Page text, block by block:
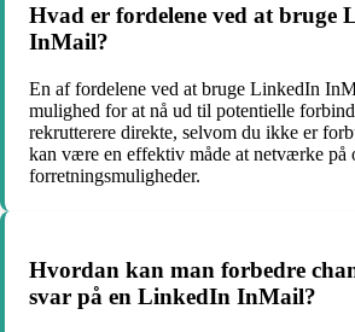
Hvad er fordelene ved at bruge
InMail?
En af fordelene ved at bruge LinkedIn
mulighed for at nå ud til potentielle
rekrutterere direkte, selvom du ikke er
kan være en effektiv måde at netværke på
forretningsmuligheder.
Hvordan kan man forbedre
svar på en LinkedIn InMail?